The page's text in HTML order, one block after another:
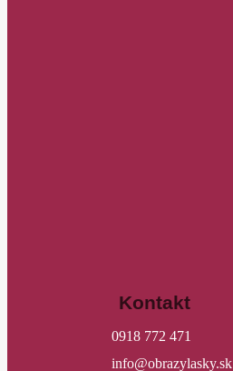
Kontakt
0918 772 471
info@obrazylasky.sk